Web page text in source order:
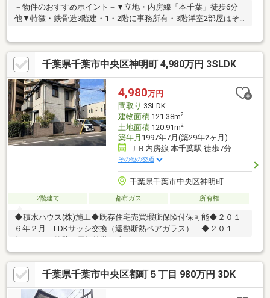
－物件のおすすめポイント－▼立地・内房線「本千葉」徒歩6分
他▼特徴・鉄骨造3階建・1・2階に事務所有・3階洋室2部屋はそ
室がバルコニーに面する設計・屋上に物置有・駐車3台可能(車種
による)▼周辺環境・千葉市立寒川小学校 徒歩5分(約340m)・リブ
レ京成ミナーレ本千葉店 徒歩7分(約520m)・柏戸病院 徒歩8分(約
600m)※千葉都市計画事業 寒川第一土地区画整理事業地区内(仮換
地)■ ご希望の住まい探しをお手伝いします ━━━━━・・・物件
の詳細・ご相談はお気軽にお問い合わせください。
千葉県千葉市中央区神明町 4,980万円 3SLDK
4,980万円
間取り 3SLDK
建物面積121.38m2
土地面積120.91m2
築年月 1997年7月(築29年2ヶ月)
ＪＲ内房線 本千葉駅 徒歩7分
その他の交通
千葉県千葉市中央区神明町
2階建て 都市ガス 所有権
◆積水ハウス(株)施工◆既存住宅売買瑕疵保険付保可能◆２０１
６年２月 LDKサッシ交換（遮熱断熱ペアガラス） ◆２０１５
千葉県千葉市中央区都町５丁目 980万円 3DK